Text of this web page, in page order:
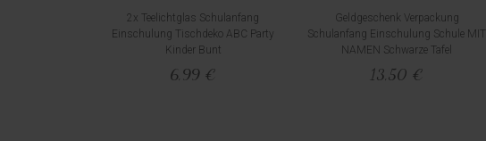
2x Teelichtglas Schulanfang
Einschulung Tischdeko ABC Party
Kinder Bunt
6,99 €
Geldgeschenk Verpackung
Schulanfang Einschulung Schule MIT
NAMEN Schwarze Tafel
13,50 €